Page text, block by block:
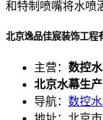
和特制喷嘴将水喷
北京逸品佳宸装饰工程
主营： 数控
北京水幕生
导航： 数控